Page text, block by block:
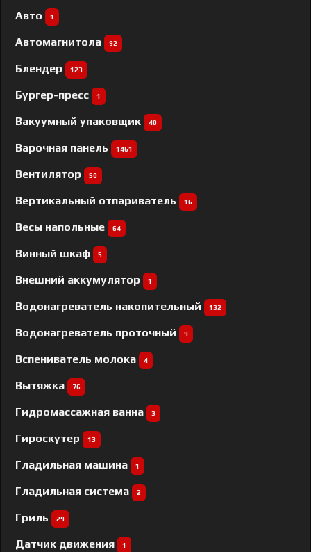
Авто 1
Автомагнитола 92
Блендер 123
Бургер-пресс 1
Вакуумный упаковщик 40
Варочная панель 1461
Вентилятор 50
Вертикальный отпариватель 16
Весы напольные 64
Винный шкаф 5
Внешний аккумулятор 1
Водонагреватель накопительный 132
Водонагреватель проточный 9
Вспениватель молока 4
Вытяжка 76
Гидромассажная ванна 3
Гироскутер 13
Гладильная машина 1
Гладильная система 2
Гриль 29
Датчик движения 1